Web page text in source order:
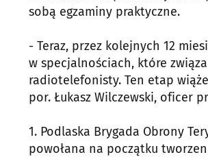
sobą egzaminy praktyczne.
- Teraz, przez kolejnych 12
w specjalnościach, które
radiotelefonisty. Ten etap
por. Łukasz Wilczewski, oficer
1. Podlaska Brygada Obrony
powołana na początku